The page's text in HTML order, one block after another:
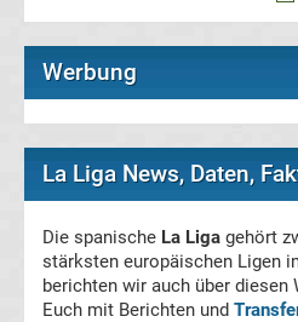
Boxen
News
Kickboxen
Motorsport
Formel
Werbung
La Liga News, Daten,
Die spanische La Liga gehört
stärksten europäischen Ligen
berichten wir auch über diesen
Euch mit Berichten und